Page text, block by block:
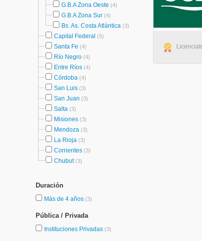
G.B.A Zona Oeste (4)
G.B.A Zona Sur (4)
Bs. As. Costa Atlántica (3)
Capital Federal (5)
Santa Fe (4)
Río Negro (4)
Entre Ríos (4)
Córdoba (4)
San Luis (3)
San Juan (3)
Salta (3)
Misiones (3)
Mendoza (3)
La Rioja (3)
Corrientes (3)
Chubut(3)
Duración
Más de 4 años (3)
Pública / Privada
Instituciones Privadas (3)